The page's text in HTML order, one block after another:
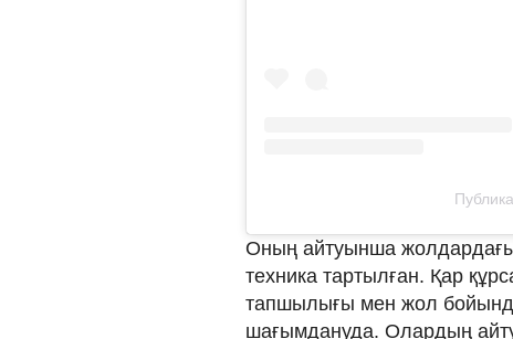
Оның айтуынша жолдардағы
техника тартылған. Қар
тапшылығы мен жол
шағымдануда. Олардың